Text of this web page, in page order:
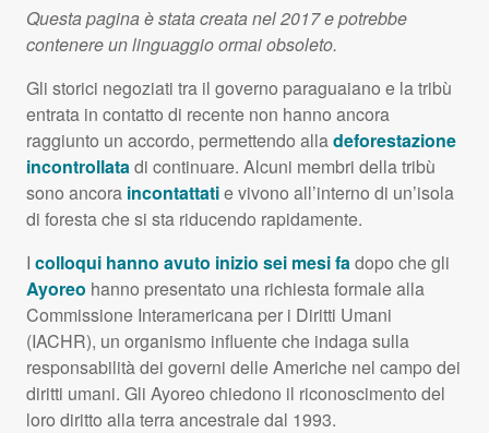
Questa pagina è stata creata nel 2017 e potrebbe
contenere un linguaggio ormai obsoleto.
Gli storici negoziati tra il governo paraguaiano e la tribù
entrata in contatto di recente non hanno ancora
raggiunto un accordo, permettendo alla deforestazione
incontrollata di continuare. Alcuni membri della tribù
sono ancora incontattatie vivono all’interno di un’isola
di foresta che si sta riducendo rapidamente.
I colloqui hanno avuto inizio sei mesi fa dopo che gli
Ayoreo hanno presentato una richiesta formale alla
Commissione Interamericana per i Diritti Umani
(IACHR), un organismo influente che indaga sulla
responsabilità dei governi delle Americhe nel campo dei
diritti umani. Gli Ayoreo chiedono il riconoscimento del
loro diritto alla terra ancestrale dal 1993.